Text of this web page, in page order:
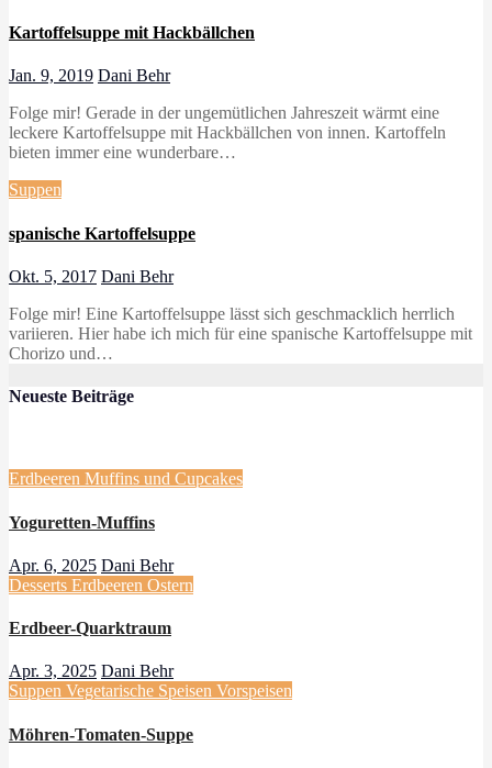
Kartoffelsuppe mit Hackbällchen
Jan. 9, 2019 Dani Behr
Folge mir! Gerade in der ungemütlichen Jahreszeit wärmt eine
leckere Kartoffelsuppe mit Hackbällchen von innen. Kartoffeln
bieten immer eine wunderbare…
Suppen
spanische Kartoffelsuppe
Okt. 5, 2017 Dani Behr
Folge mir! Eine Kartoffelsuppe lässt sich geschmacklich herrlich
variieren. Hier habe ich mich für eine spanische Kartoffelsuppe mit
Chorizo und…
Neueste Beiträge
Erdbeeren Muffins und Cupcakes
Yoguretten-Muffins
Apr. 6, 2025 Dani Behr
Desserts Erdbeeren Ostern
Erdbeer-Quarktraum
Apr. 3, 2025 Dani Behr
Suppen Vegetarische Speisen Vorspeisen
Möhren-Tomaten-Suppe